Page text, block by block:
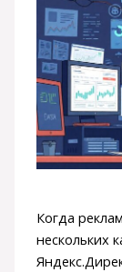
Когда
нескольких